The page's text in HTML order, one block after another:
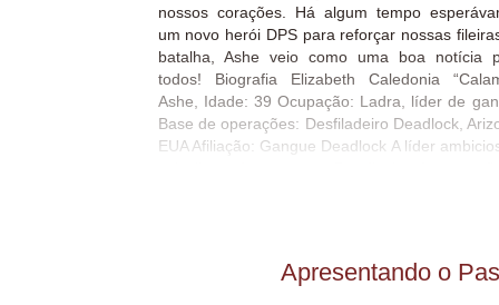
nossos corações. Há algum tempo
um novo herói DPS para reforçar nossas
batalha, Ashe veio como uma boa notícia
todos! Biografia Elizabeth Caledonia
Ashe, Idade: 39 Ocupação: Ladra, líder de
Base de operações: Desfiladeiro Deadlock,
EUA Afiliação: Gangue Deadlock A líder
mundo todo. Embora dessem pouca
Apresentando o